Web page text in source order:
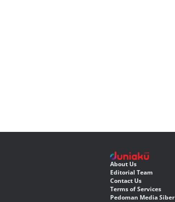
About Us
Editorial Team
Contact Us
Terms of Services
Pedoman Media Siber